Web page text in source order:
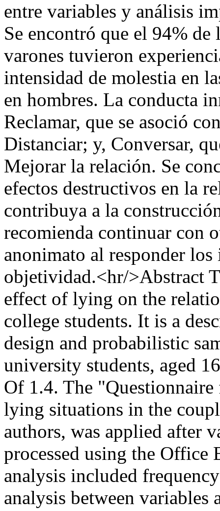
entre variables y análisis
Se encontró que el 94%
varones tuvieron
intensidad de molestia en
en hombres. La conducta
Reclamar, que se asoció
Distanciar; y, Conversar,
Mejorar la relación. Se
efectos destructivos en la
contribuya a la
recomienda continuar con
anonimato al responder
objetividad.<hr/>Abstract
effect of lying on the
college students. It is a
design and probabilistic
university students, aged
Of 1.4. The
lying situations in the
authors, was applied after
processed using the Office
analysis included
analysis between